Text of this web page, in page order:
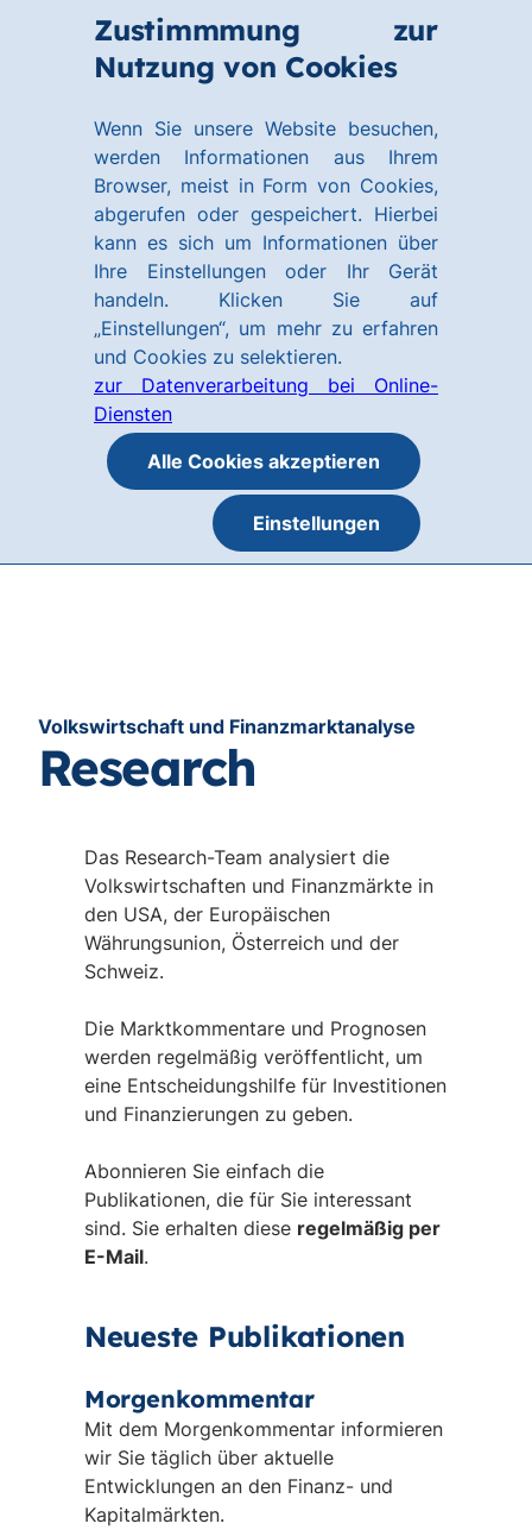
Zustimmmung zur
Nutzung von Cookies
Wenn Sie unsere Website besuchen,
werden Informationen aus Ihrem
Browser, meist in Form von Cookies,
abgerufen oder gespeichert. Hierbei
kann es sich um Informationen über
Ihre Einstellungen oder Ihr Gerät
handeln. Klicken Sie auf
„Einstellungen“, um mehr zu erfahren
und Cookies zu selektieren.
zur Datenverarbeitung bei Online-
Diensten
Alle Cookies akzeptieren
Einstellungen
Hauptinhalt
Volkswirtschaft und Finanzmarktanalyse
Research
Das Research-Team analysiert die
Volkswirtschaften und Finanzmärkte in
den USA, der Europäischen
Währungsunion, Österreich und der
Schweiz.
Die Marktkommentare und Prognosen
werden regelmäßig veröffentlicht, um
eine Entscheidungshilfe für Investitionen
und Finanzierungen zu geben.
Abonnieren Sie einfach die
Publikationen, die für Sie interessant
sind. Sie erhalten diese regelmäßig per
E-Mail.
Neueste Publikationen
Morgenkommentar
Mit dem Morgenkommentar informieren
wir Sie täglich über aktuelle
Entwicklungen an den Finanz- und
Kapitalmärkten.